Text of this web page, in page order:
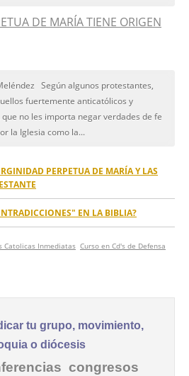
DE MARÍA TIENE ORIGEN
Según algunos protestantes,
fuertemente anticatólicos y
no les importa negar verdades de fe
la Iglesia como la...
PERPETUA DE MARÍA Y LAS
EN LA BIBLIA?
Catolicas Inmediatas Curso en Cd's de Defensa
tu grupo, movimiento,
o diócesis
congresos